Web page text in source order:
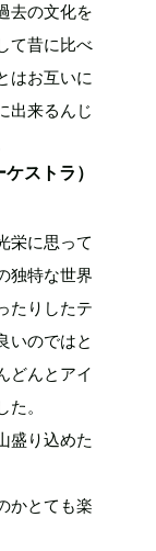
去の文化を
て昔に比べ
はお互いに
出来るんじ
ストラ）
栄に思って
独特な世界
たりしたテ
いのではと
どんとアイ
。
盛り込めた
かとても楽